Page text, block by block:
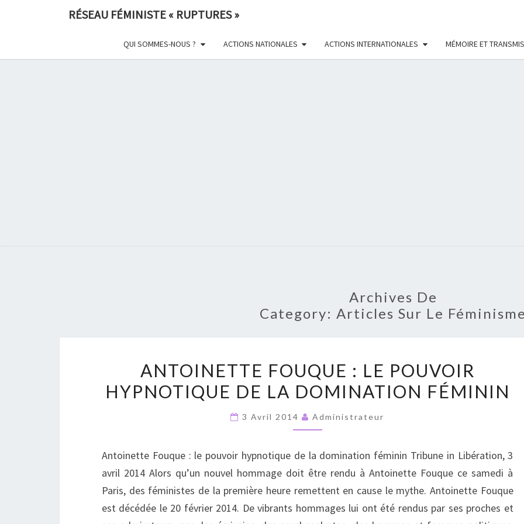
RÉSEAU FÉMINISTE « RUPTURES »
QUI SOMMES-NOUS ? ACTIONS NATIONALES ACTIONS INTERNATIONALES MÉMOIRE ET
»
Archives De
Category: Articles Sur Le Féminisme
FOUQUE
:
POUVOIR
DE
LA
DOMINATION
FÉMININ
ANTOINETTE FOUQUE : LE POUVOIR
HYPNOTIQUE DE LA DOMINATION FÉMININ
3 Avril 2014 Administrateur
Antoinette Fouque : le pouvoir hypnotique de la domination féminin Tribune in Libération, 3
avril 2014 Alors qu’un nouvel hommage doit être rendu à Antoinette Fouque ce samedi à
Paris, des féministes de la première heure remettent en cause le mythe. Antoinette Fouque
est décédée le 20 février 2014. De vibrants hommages lui ont été rendus par ses proches et